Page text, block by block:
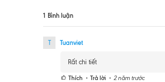
1 Bình luận
T Tuanviet
Rất chi tiết
Thích Trả lời 2 năm trước